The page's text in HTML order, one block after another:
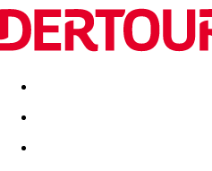
Destinatii Vacanta perfecta